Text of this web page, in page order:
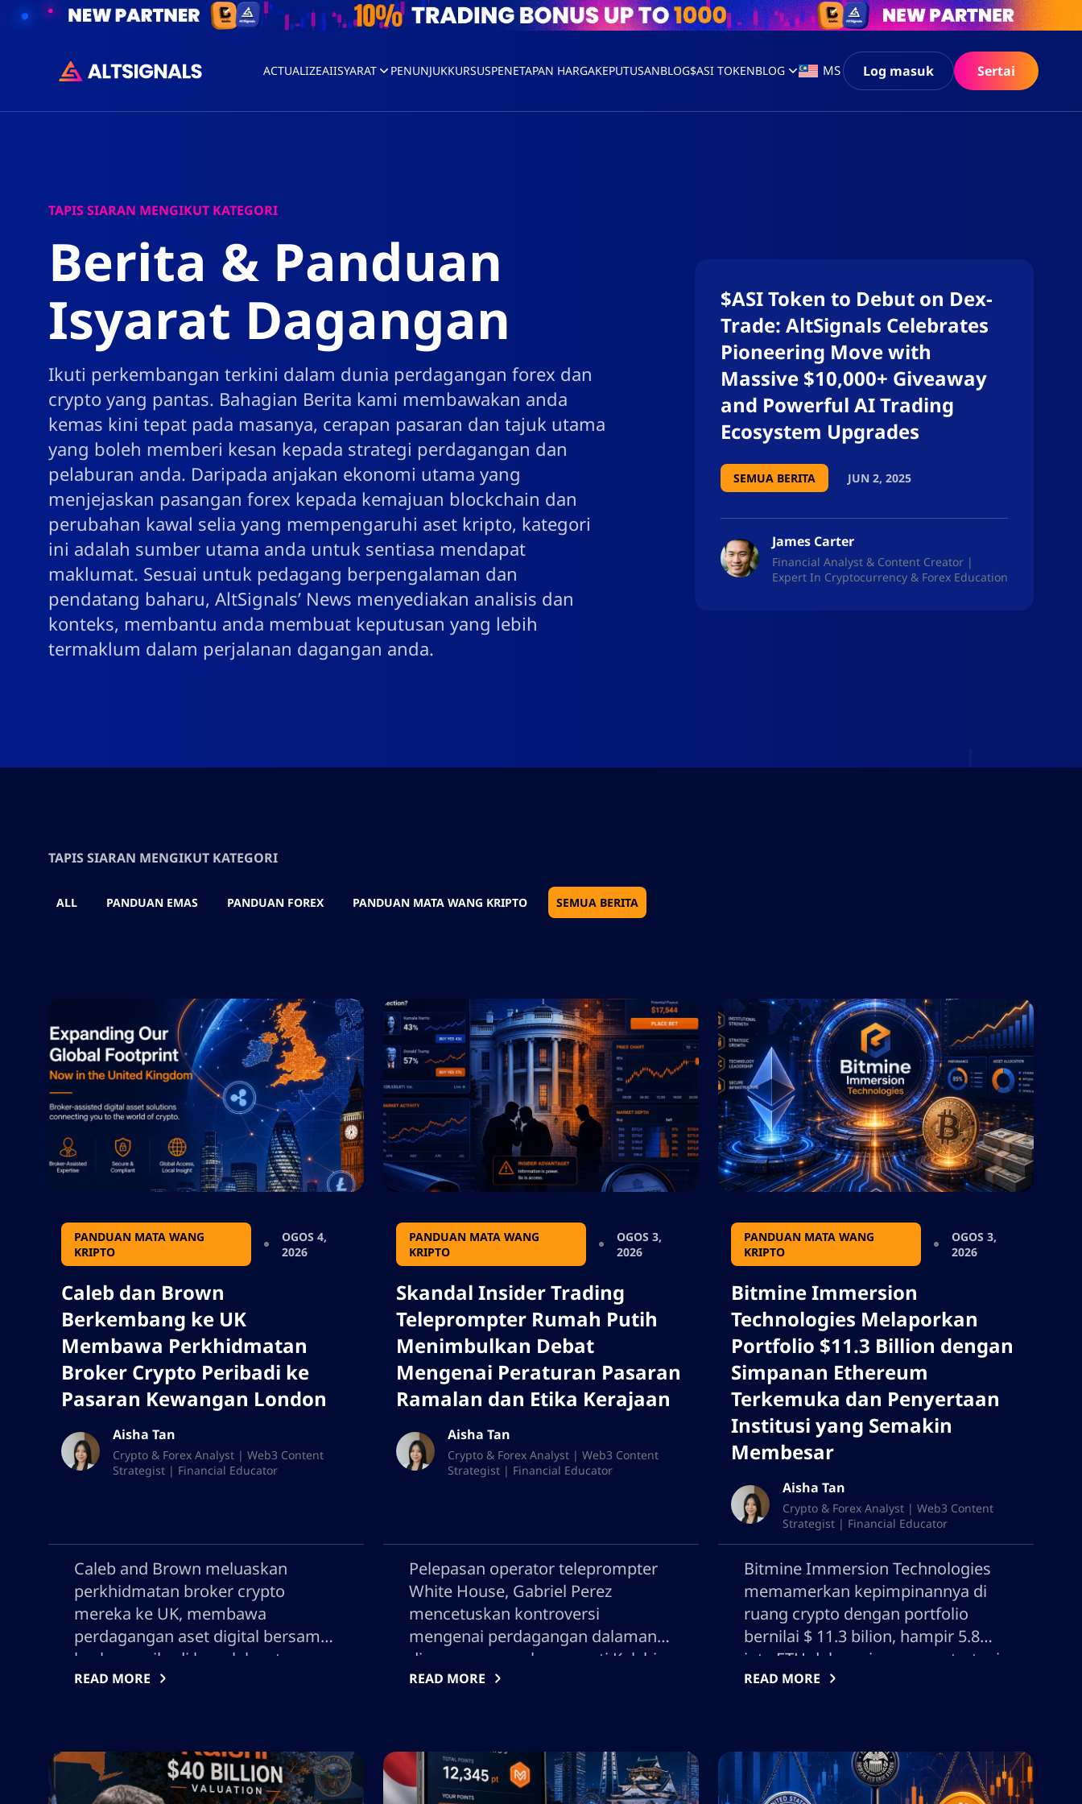
ACTUALIZEAIISYARAT PENUNJUKKURSUSPENETAPAN HARGAKEPUTUSANBLOG$ASI TOKENBLOG MS Log masuk Sertai
TAPIS SIARAN MENGIKUT KATEGORI
Berita & Panduan
Isyarat Dagangan
Ikuti perkembangan terkini dalam dunia perdagangan forex dan
crypto yang pantas. Bahagian Berita kami membawakan anda
kemas kini tepat pada masanya, cerapan pasaran dan tajuk utama
yang boleh memberi kesan kepada strategi perdagangan dan
pelaburan anda. Daripada anjakan ekonomi utama yang
menjejaskan pasangan forex kepada kemajuan blockchain dan
perubahan kawal selia yang mempengaruhi aset kripto, kategori
ini adalah sumber utama anda untuk sentiasa mendapat
maklumat. Sesuai untuk pedagang berpengalaman dan
pendatang baharu, AltSignals’ News menyediakan analisis dan
konteks, membantu anda membuat keputusan yang lebih
termaklum dalam perjalanan dagangan anda.
$ASI Token to Debut on Dex-
Trade: AltSignals Celebrates
Pioneering Move with
Massive $10,000+ Giveaway
and Powerful AI Trading
Ecosystem Upgrades
SEMUA BERITA JUN 2, 2025
James Carter
Financial Analyst & Content Creator |
Expert In Cryptocurrency & Forex Education
TAPIS SIARAN MENGIKUT KATEGORI
ALL PANDUAN EMAS PANDUAN FOREX PANDUAN MATA WANG KRIPTO SEMUA BERITA
PANDUAN MATA WANG
KRIPTO
OGOS 4,
2026
Caleb dan Brown
Berkembang ke UK
Membawa Perkhidmatan
Broker Crypto Peribadi ke
Pasaran Kewangan London
Aisha Tan
Crypto & Forex Analyst | Web3 Content
Strategist | Financial Educator
Caleb and Brown meluaskan
perkhidmatan broker crypto
mereka ke UK, membawa
perdagangan aset digital bersama
broker peribadi ke salah satu
pasaran kewangan teratas dunia.
crypto UK, persaingan industri, dan
tawaran perkhidmatan pelanggan,
serta apa maknanya bagi landskap
READ MORE
PANDUAN MATA WANG
KRIPTO
OGOS 3,
2026
Skandal Insider Trading
Teleprompter Rumah Putih
Menimbulkan Debat
Mengenai Peraturan Pasaran
Ramalan dan Etika Kerajaan
Aisha Tan
Crypto & Forex Analyst | Web3 Content
Strategist | Financial Educator
Pelepasan operator teleprompter
White House, Gabriel Perez
mencetuskan kontroversi
mengenai perdagangan dalaman
di pasaran ramalan seperti Kalshi
selepas didakwa menggunakan
menekankan cabaran yang
semakin meningkat dalam
pertaruhan digital, keperluan bagi
READ MORE
PANDUAN MATA WANG
KRIPTO
OGOS 3,
2026
Bitmine Immersion
Technologies Melaporkan
Portfolio $11.3 Billion dengan
Simpanan Ethereum
Terkemuka dan Penyertaan
Institusi yang Semakin
Membesar
Aisha Tan
Crypto & Forex Analyst | Web3 Content
Strategist | Financial Educator
Bitmine Immersion Technologies
memamerkan kepimpinannya di
ruang crypto dengan portfolio
bernilai $ 11.3 bilion, hampir 5.8
juta ETH dalam simpanan, strategi
staking dinamik, beli semula
Bitmine mendorong inovasi,
mengoptimumkan pendapatan,
dan menetapkan piawaian industri
READ MORE